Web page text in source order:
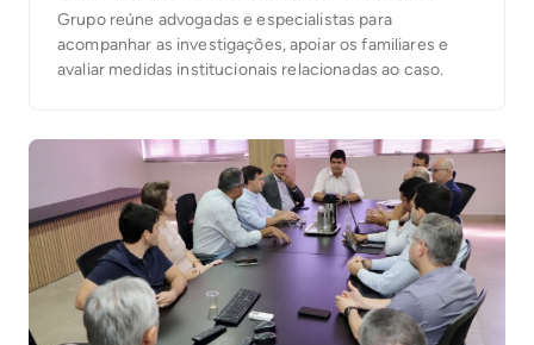
Grupo reúne advogadas e especialistas para
acompanhar as investigações, apoiar os familiares e
avaliar medidas institucionais relacionadas ao caso.